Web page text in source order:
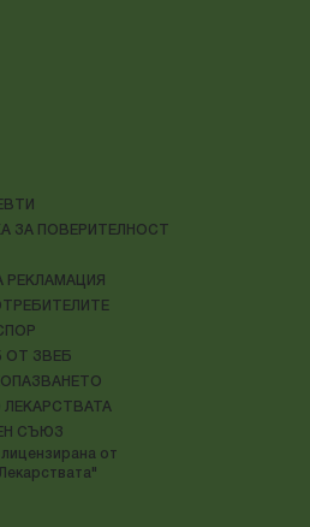
ЗА ПОВЕРИТЕЛНОСТ
РЕКЛАМАЦИЯ
ОТ ЗВЕБ
ЛЕКАРСТВАТА
СЪЮЗ
от